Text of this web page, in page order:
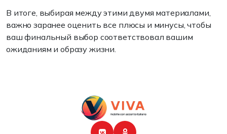
В итоге, выбирая между этими двумя материалами,
важно заранее оценить все плюсы и минусы, чтобы
ваш финальный выбор соответствовал вашим
ожиданиям и образу жизни.